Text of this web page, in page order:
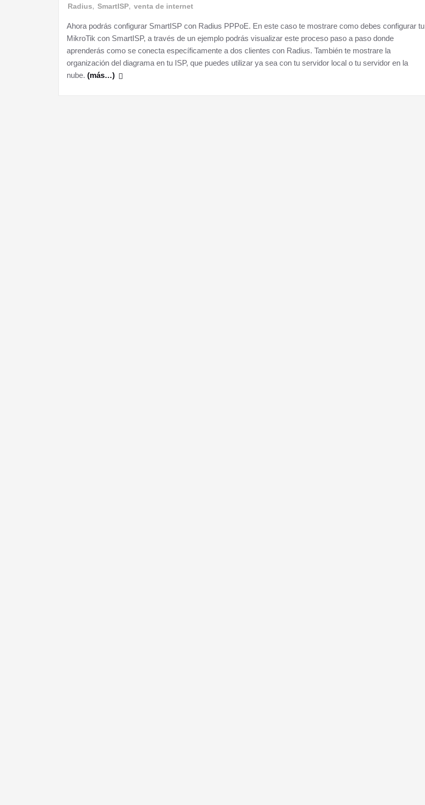
Radius, SmartISP, venta de internet
Ahora podrás configurar SmartISP con Radius PPPoE. En este caso te mostrare como debes configurar tu
MikroTik con SmartISP, a través de un ejemplo podrás visualizar este proceso paso a paso donde
aprenderás como se conecta específicamente a dos clientes con Radius. También te mostrare la
organización del diagrama en tu ISP, que puedes utilizar ya sea con tu servidor local o tu servidor en la
nube. (más…)